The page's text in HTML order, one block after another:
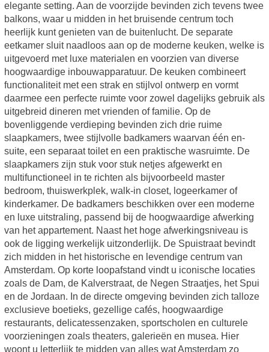
elegante setting. Aan de voorzijde bevinden zich tevens twee
balkons, waar u midden in het bruisende centrum toch
heerlijk kunt genieten van de buitenlucht. De separate
eetkamer sluit naadloos aan op de moderne keuken, welke is
uitgevoerd met luxe materialen en voorzien van diverse
hoogwaardige inbouwapparatuur. De keuken combineert
functionaliteit met een strak en stijlvol ontwerp en vormt
daarmee een perfecte ruimte voor zowel dagelijks gebruik als
uitgebreid dineren met vrienden of familie. Op de
bovenliggende verdieping bevinden zich drie ruime
slaapkamers, twee stijlvolle badkamers waarvan één en-
suite, een separaat toilet en een praktische wasruimte. De
slaapkamers zijn stuk voor stuk netjes afgewerkt en
multifunctioneel in te richten als bijvoorbeeld master
bedroom, thuiswerkplek, walk-in closet, logeerkamer of
kinderkamer. De badkamers beschikken over een moderne
en luxe uitstraling, passend bij de hoogwaardige afwerking
van het appartement. Naast het hoge afwerkingsniveau is
ook de ligging werkelijk uitzonderlijk. De Spuistraat bevindt
zich midden in het historische en levendige centrum van
Amsterdam. Op korte loopafstand vindt u iconische locaties
zoals de Dam, de Kalverstraat, de Negen Straatjes, het Spui
en de Jordaan. In de directe omgeving bevinden zich talloze
exclusieve boetieks, gezellige cafés, hoogwaardige
restaurants, delicatessenzaken, sportscholen en culturele
voorzieningen zoals theaters, galerieën en musea. Hier
woont u letterlijk te midden van alles wat Amsterdam zo